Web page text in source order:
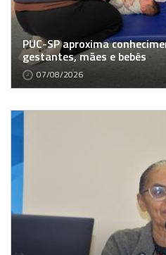
PUC-SP aproxima
gestantes, mães e bebês
07/08/2026